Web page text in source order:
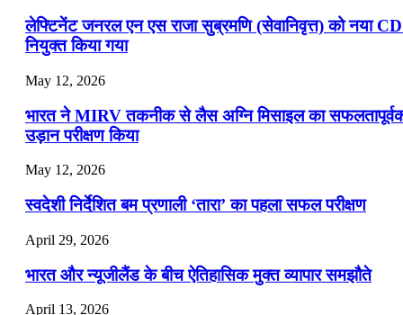
लेफ्टिनेंट जनरल एन एस राजा सुब्रमणि (सेवानिवृत्त) को नया
नियुक्त किया गया
May 12, 2026
भारत ने MIRV तकनीक से लैस अग्नि मिसाइल का
उड़ान परीक्षण किया
May 12, 2026
स्वदेशी निर्देशित बम प्रणाली ‘तारा’ का पहला सफल परीक्षण
April 29, 2026
भारत और न्यूजीलैंड के बीच ऐतिहासिक मुक्त व्यापार समझौते
April 13, 2026